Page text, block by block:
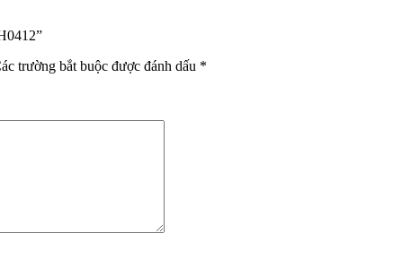
trường bắt buộc được đánh dấu *